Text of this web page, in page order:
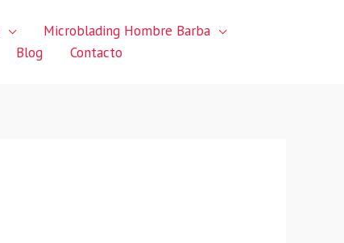
Microblading Hombre Barba
Blog Contacto